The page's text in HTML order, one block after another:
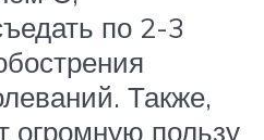
по 2-3
Также,
огромную пользу